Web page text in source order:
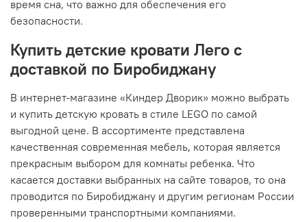
время сна, что важно для обеспечения его
безопасности.
Купить детские кровати Лего с
доставкой по Биробиджану
В интернет-магазине «Киндер Дворик» можно выбрать
и купить детскую кровать в стиле LEGO по самой
выгодной цене. В ассортименте представлена
качественная современная мебель, которая является
прекрасным выбором для комнаты ребенка. Что
касается доставки выбранных на сайте товаров, то она
проводится по Биробиджану и другим регионам России
проверенными транспортными компаниями.